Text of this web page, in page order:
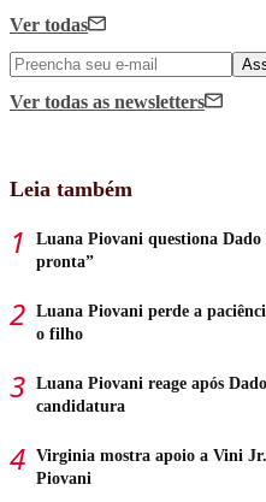
Ver todas
Ver todas as newsletters
Leia também
Luana Piovani questiona
pronta”
Luana Piovani perde a
o filho
Luana Piovani reage após
candidatura
Virginia mostra apoio a Vini
Piovani